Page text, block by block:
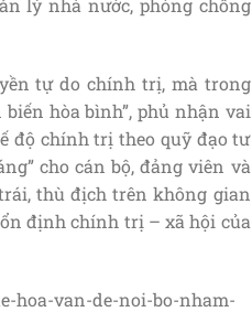
lý nhà nước, phòng chống
tự do chính trị, mà trong
hòa bình”, phủ nhận vai
độ chính trị theo quỹ đạo tư
cho cán bộ, đảng viên và
thù địch trên không gian
định chính trị – xã hội của
hoa-van-de-noi-bo-nham-